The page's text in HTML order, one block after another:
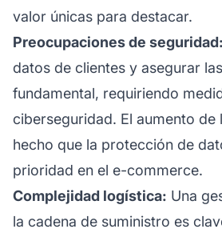
valor únicas para destacar.
Preocupaciones de seguridad:
datos de clientes y asegurar
fundamental, requiriendo
ciberseguridad. El aumento de
hecho que la protección de
prioridad en el e-commerce.
Complejidad logística: Una
la cadena de suministro es